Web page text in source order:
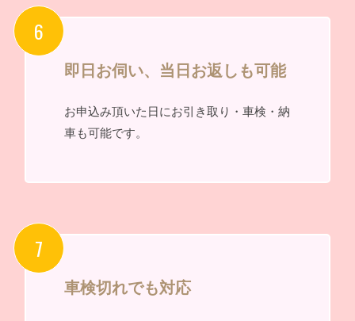
即日お伺い、当日お返しも可能
お申込み頂いた日にお引き取り・車検・納
車も可能です。
車検切れでも対応